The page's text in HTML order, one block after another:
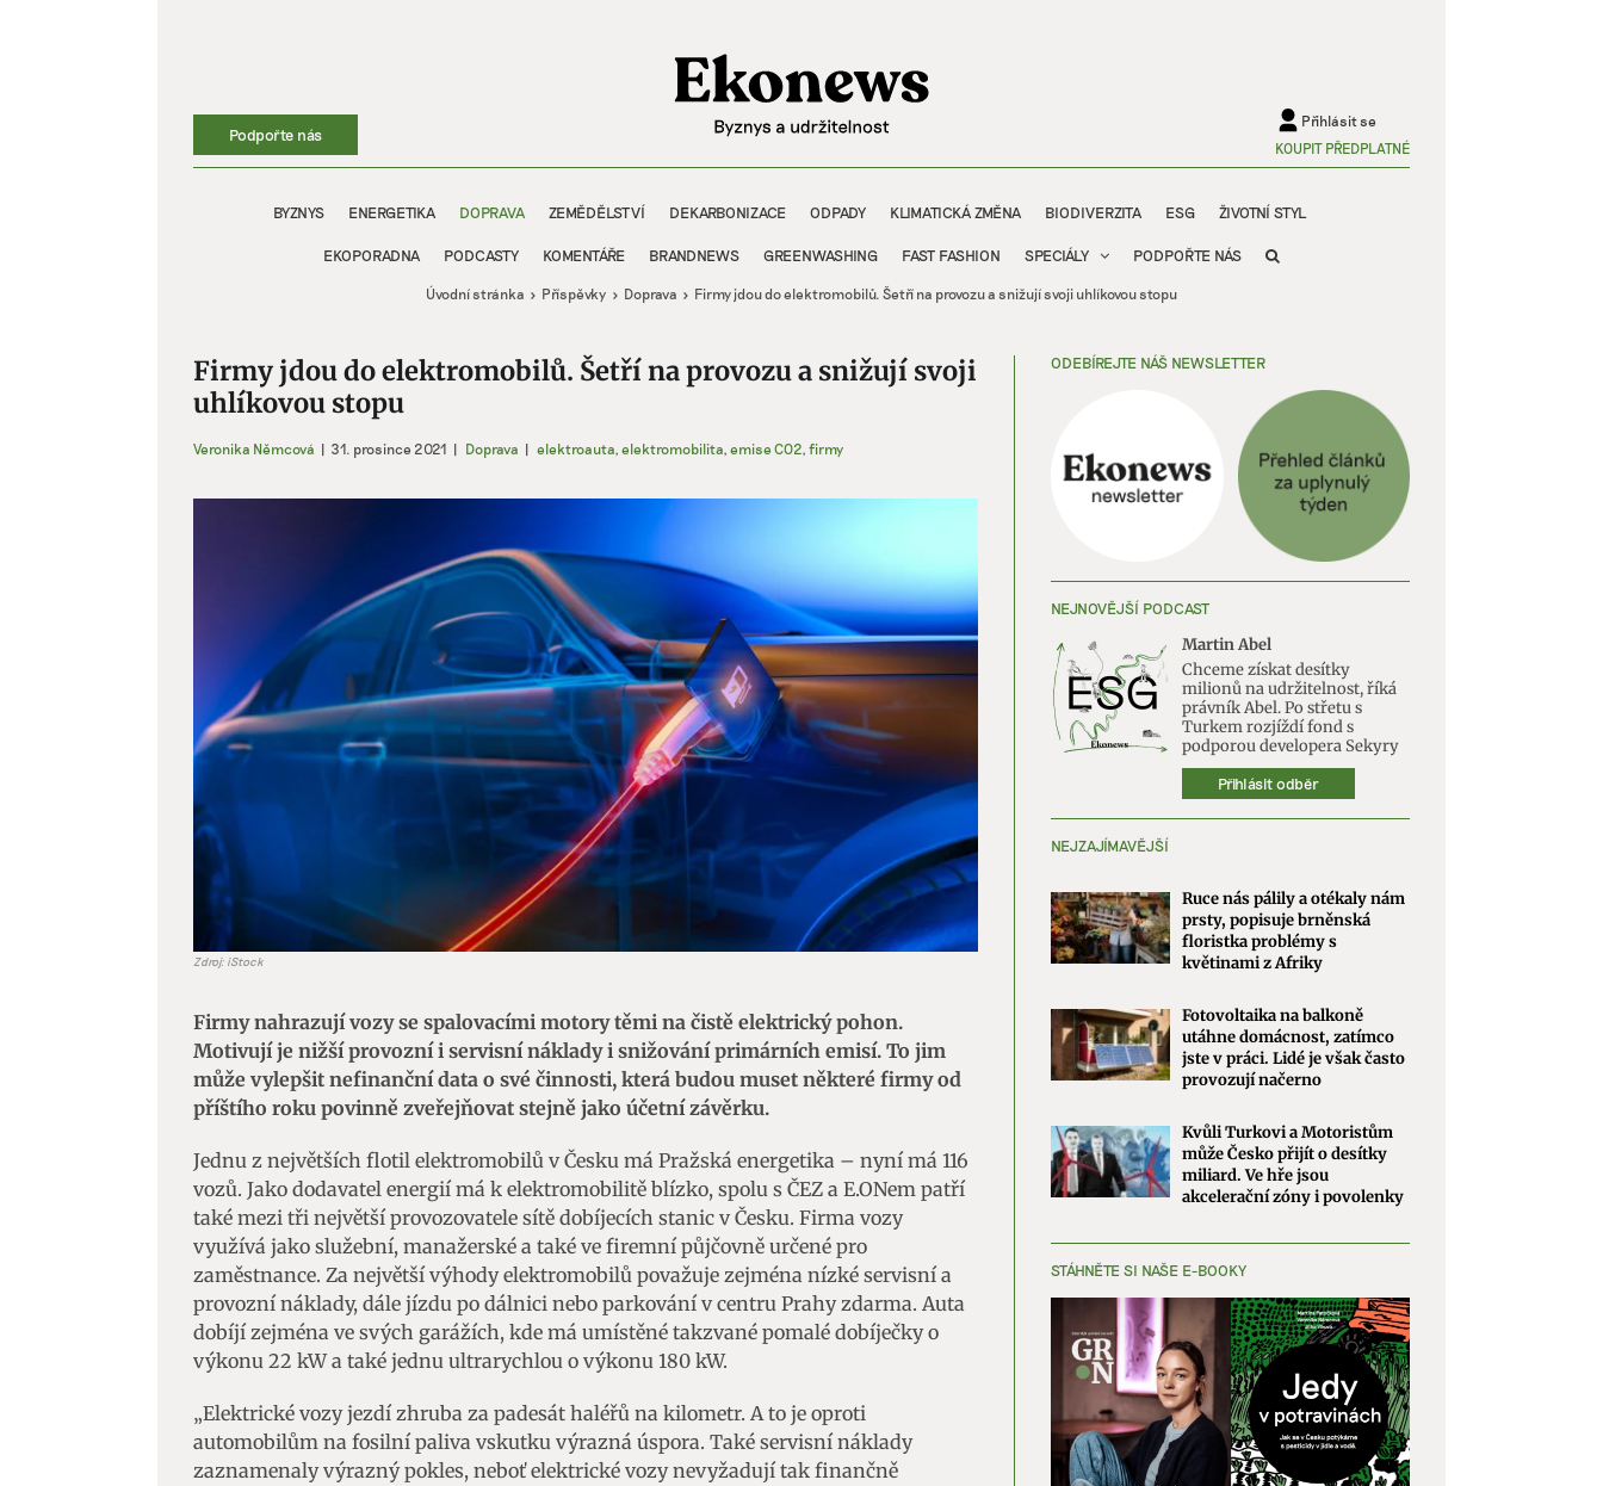
Podpořte nás
Přihlásit se
KOUPIT PŘEDPLATNÉ
BYZNYS ENERGETIKA DOPRAVA ZEMĚDĚLSTVÍ DEKARBONIZACE ODPADY KLIMATICKÁ ZMĚNA BIODIVERZITA ESG ŽIVOTNÍ STYL
EKOPORADNA PODCASTY KOMENTÁŘE BRANDNEWS GREENWASHING FAST FASHION SPECIÁLY PODPOŘTE NÁS
Úvodní stránka Příspěvky Doprava Firmy jdou do elektromobilů. Šetří na provozu a snižují svoji uhlíkovou stopu
Firmy jdou do elektromobilů. Šetří na provozu a snižují svoji
uhlíkovou stopu
Veronika Němcová | 31. prosince 2021 | Doprava | elektroauta, elektromobilita, emise CO2, firmy
Zdroj: iStock
Firmy nahrazují vozy se spalovacími motory těmi na čistě elektrický pohon.
Motivují je nižší provozní i servisní náklady i snižování primárních emisí. To jim
může vylepšit nefinanční data o své činnosti, která budou muset některé firmy od
příštího roku povinně zveřejňovat stejně jako účetní závěrku.
Jednu z největších flotil elektromobilů v Česku má Pražská energetika – nyní má 116
vozů. Jako dodavatel energií má k elektromobilitě blízko, spolu s ČEZ a E.ONem patří
také mezi tři největší provozovatele sítě dobíjecích stanic v Česku. Firma vozy
využívá jako služební, manažerské a také ve firemní půjčovně určené pro
zaměstnance. Za největší výhody elektromobilů považuje zejména nízké servisní a
provozní náklady, dále jízdu po dálnici nebo parkování v centru Prahy zdarma. Auta
dobíjí zejména ve svých garážích, kde má umístěné takzvané pomalé dobíječky o
výkonu 22 kW a také jednu ultrarychlou o výkonu 180 kW.
„Elektrické vozy jezdí zhruba za padesát haléřů na kilometr. A to je oproti
automobilům na fosilní paliva vskutku výrazná úspora. Také servisní náklady
zaznamenaly výrazný pokles, neboť elektrické vozy nevyžadují tak finančně
ODEBÍREJTE NÁŠ NEWSLETTER
NEJNOVĚJŠÍ PODCAST
Martin Abel
Chceme získat desítky
milionů na udržitelnost, říká
právník Abel. Po střetu s
Turkem rozjíždí fond s
podporou developera Sekyry
Přihlásit odběr
NEJZAJÍMAVĚJŠÍ
Ruce nás pálily a otékaly nám
prsty, popisuje brněnská
floristka problémy s
květinami z Afriky
Fotovoltaika na balkoně
utáhne domácnost, zatímco
jste v práci. Lidé je však často
provozují načerno
Kvůli Turkovi a Motoristům
může Česko přijít o desítky
miliard. Ve hře jsou
akcelerační zóny i povolenky
STÁHNĚTE SI NAŠE E-BOOKY